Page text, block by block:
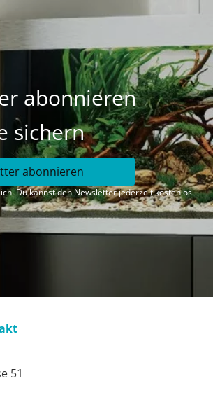
abonnieren
sichern
abonnieren
Du kannst den Newsletter jederzeit kostenlos
51